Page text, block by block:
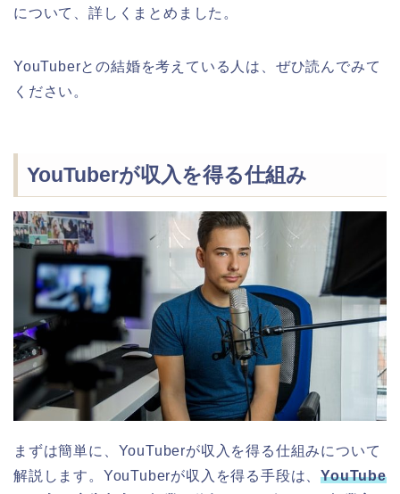
について、詳しくまとめました。
YouTuberとの結婚を考えている人は、ぜひ読んでみて
ください。
YouTuberが収入を得る仕組み
まずは簡単に、YouTuberが収入を得る仕組みについて
解説します。YouTuberが収入を得る手段は、YouTube